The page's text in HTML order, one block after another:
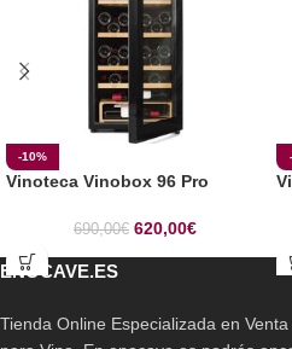
-10%
Vinoteca Vinobox 96 Pro
690,00€ 620,00€
ENOCAVE.ES
Tienda Online Especializada en